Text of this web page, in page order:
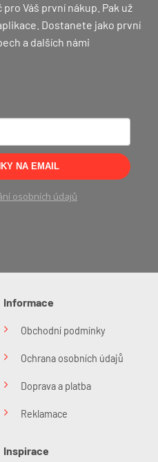
Váš první nákup. Pak už
Dostanete jako první
a dalších námi
NA EMAIL
osobních údajů
Informace
Obchodní podmínky
Ochrana osobních údajů
Doprava a platba
Reklamace
Inspirace